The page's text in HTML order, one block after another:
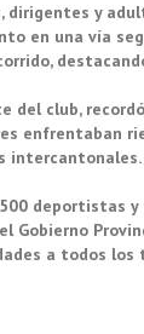
dirigentes y
en una vía
del club,
enfrentaban
intercantonales.
deportistas
Gobierno
a todos los